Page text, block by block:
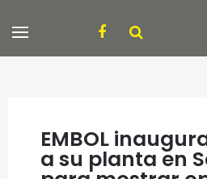
EMBOL
a su planta en